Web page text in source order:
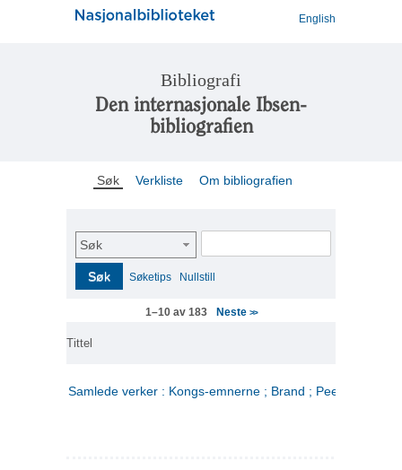
English
Bibliografi
Den internasjonale Ibsen-
bibliografien
Søk Verkliste Om bibliografien
Søk
Søk Søketips Nullstill
1–10 av 183 Neste >>
Tittel
Samlede verker : Kongs-emnerne ; Brand ; Peer Gynt. 2